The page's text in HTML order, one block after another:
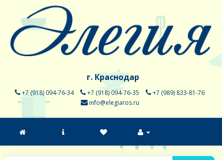
г. Краснодар
+7 (918) 094-76-34 +7 (918) 094-76-35
+7 (989) 833-81-76
info@elegiaros.ru